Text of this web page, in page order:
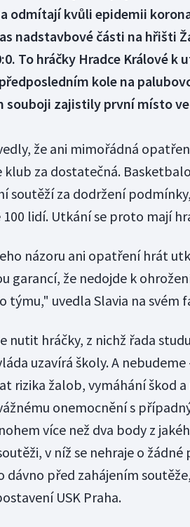
odmítají kvůli epidemii
nadstavbové části na hřišti
To hráčky Hradce Králové
kole na
souboji zajistily první místo ve
že ani mimořádná
klub za dostatečná.
soutěží za dodržení
lidí. Utkání se proto mají
názoru ani opatření hrát
garancí, že nedojde k
týmu," uvedla Slavia na svém
nutit hráčky, z nichž řada
uzavírá školy. A
rizika žalob, vymáhání škod
onemocnění s
více než dva body z
v níž se nehraje o
dávno před zahájením
USK Praha.